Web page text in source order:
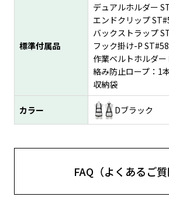
標準付属品
デュアルホルダー
エンドクリップ
バックストラップ
フック掛け-P
作業ベルトホルダ
絡み防止ロープ：1
収納袋
カラー Dブラック
FAQ（よくあるご質